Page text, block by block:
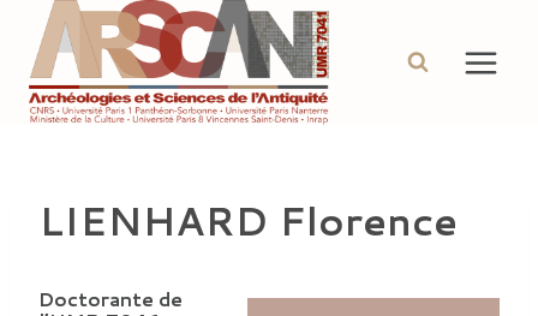
contenu
LIENHARD Florence
Doctorante de